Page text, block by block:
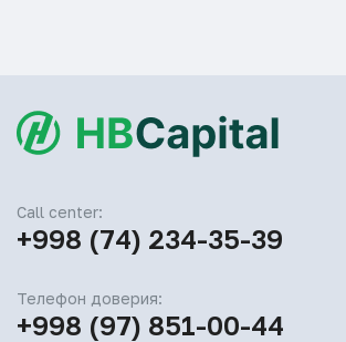
Call center:
+998 (74) 234-35-39
Телефон доверия:
+998 (97) 851-00-44